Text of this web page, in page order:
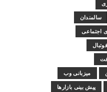
سالمندان
اجتماعی
فوتبال
میزبانی وب
پیش بینی بازارها